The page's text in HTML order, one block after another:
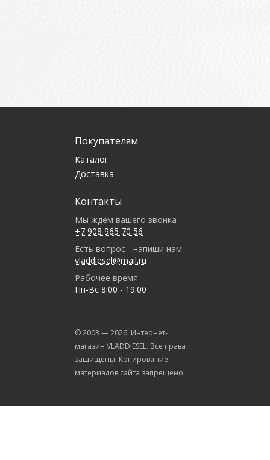
Покупателям
Каталог
Доставка
Контакты
Мы ждем вашего звонка
+7 908 965 70 56
Есть вопрос - напиши нам
vladdiesel@mail.ru
Рабочее время
Пн-Вс 8:00 - 19:00
© 2003 —2026. Интернет-
магазин VLADDIESEL. Все права
защищены. Копирование
материалов сайта запрещено.